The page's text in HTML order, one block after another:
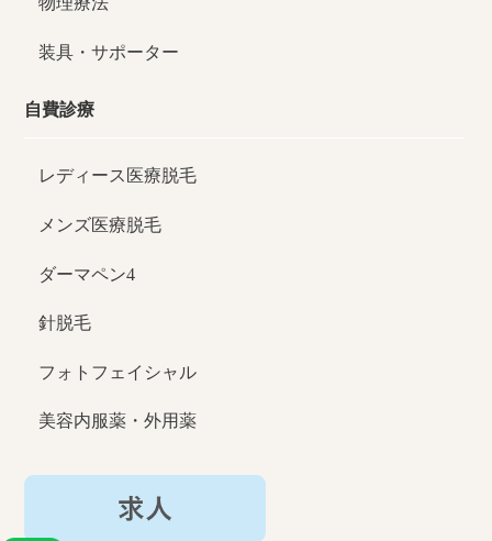
装具・サポーター
自費診療
レディース医療脱毛
メンズ医療脱毛
ダーマペン4
針脱毛
フォトフェイシャル
美容内服薬・外用薬